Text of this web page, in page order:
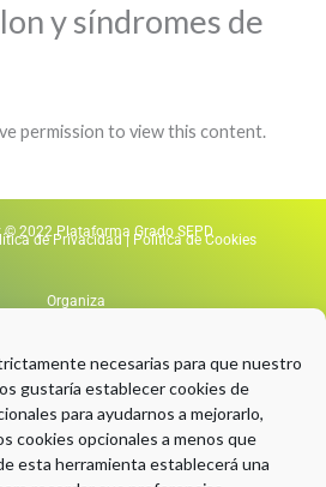
necesarias para que nuestro
gustaría establecer cookies de
para ayudarnos a mejorarlo,
cookies opcionales a menos que
esta herramienta establecerá una
y síndromes de
permission to view this content.
© 2022 Plataforma Grado SEPD
de Privacidad| Política de Cookies
Organiza
Con el aval científico de